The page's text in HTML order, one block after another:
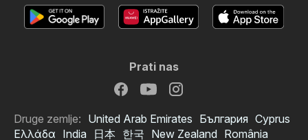
Prati nas
Druge zemlje: United Arab Emirates България Cyprus
Ελλάδα India 日本 한국 New Zealand România